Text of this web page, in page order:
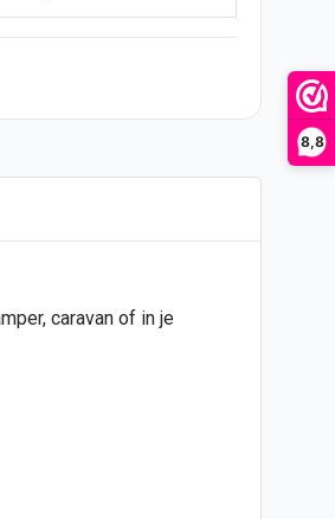
8,8
caravan of in je